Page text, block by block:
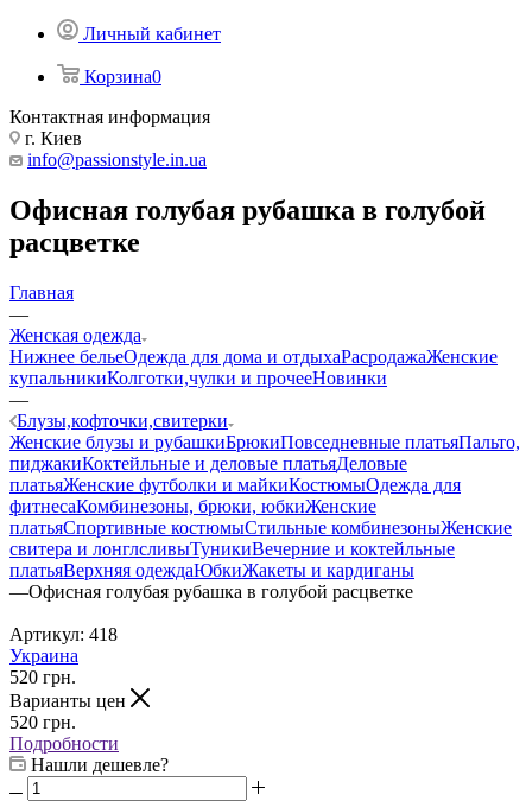
Личный кабинет
Корзина0
Контактная информация
г. Киев
info@passionstyle.in.ua
Офисная голубая рубашка в голубой
расцветке
Главная
—
Женская одежда
Нижнее бельеОдежда для дома и отдыхаРасродажаЖенские
купальникиКолготки,чулки и прочееНовинки
—
Блузы,кофточки,свитерки
Женские блузы и рубашкиБрюкиПовседневные платьяПальто,
пиджакиКоктейльные и деловые платьяДеловые
платьяЖенские футболки и майкиКостюмыОдежда для
фитнесаКомбинезоны, брюки, юбкиЖенские
платьяСпортивные костюмыСтильные комбинезоныЖенские
свитера и лонглсливыТуникиВечерние и коктейльные
платьяВерхняя одеждаЮбкиЖакеты и кардиганы
—Офисная голубая рубашка в голубой расцветке
Артикул: 418
Украина
520 грн.
Варианты цен
520 грн.
Подробности
Нашли дешевле?